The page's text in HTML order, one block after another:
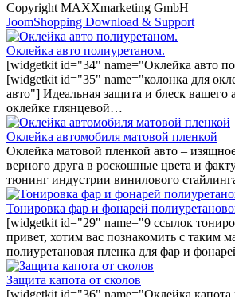
Copyright MAXXmarketing GmbH
JoomShopping Download & Support
Оклейка авто полиуретаном.
[widgetkit id="34" name="Оклейка авто
[widgetkit id="35" name="колонка для
авто"] Идеальная защита и блеск вашего
оклейке глянцевой…
Оклейка автомобиля матовой пленкой
Оклейка матовой пленкой авто –
верного друга в роскошные цвета и
тюнинг индустрии винилового
Тонировка фар и фонарей
[widgetkit id="29" name="9 ссылок
привет, хотим вас познакомить с таким
полиуретановая пленка для фар и
Защита капота от сколов